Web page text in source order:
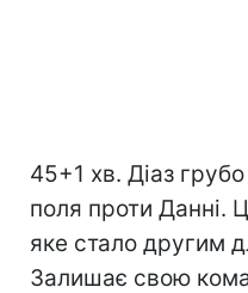
45+1 хв. Діаз грубо
поля проти Данні.
яке стало другим
Залишає свою